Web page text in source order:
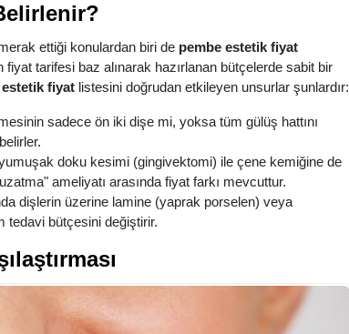
ettiği konulardan biri de pembe estetik fiyat
tarifesi baz alınarak hazırlanan bütçelerde sabit bir
estetik fiyat listesini doğrudan etkileyen unsurlar şunlardır:
sadece ön iki dişe mi, yoksa tüm gülüş hattını
doku kesimi (gingivektomi) ile çene kemiğine de
ameliyatı arasında fiyat farkı mevcuttur.
dişlerin üzerine lamine (yaprak porselen) veya
tedavi bütçesini değiştirir.